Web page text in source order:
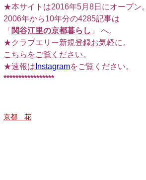
★本サイトは2016年5月8日にオープン。
2006年から10年分の4285記事は
「 関谷江里の京都暮らし 」 へ。
★クラブエリー新規登録お気軽に。
こちらをご覧ください。
★速報は Instagramをご覧ください。
*****************
京都 花